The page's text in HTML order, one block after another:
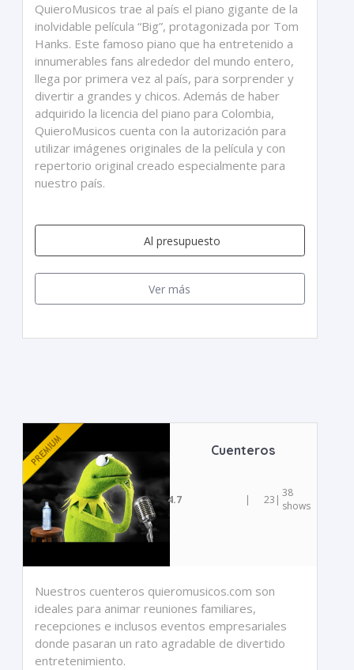
QuieroMusicos trae al país el piano gigante de la
inolvidable película “Big”, protagonizada por Tom
Hanks. Este famoso piano que ha entretenido a
innumerables fans alrededor del mundo entero,
llega por primera vez al país, para sorprender y
divertir a grandes y chicos. Además de haber
adquirido la licencia del piano para Colombia,
QuieroMusicos cuenta con la autorización para
utilizar imágenes originales de la película y con
repertorio original creado especialmente para
nuestro país.
Al presupuesto
Ver más
Cuenteros
4.7 | 23 | 38
shows
Nuestros cuenteros quieromusicos.com son
ideales para animar reuniones familiares,
recepciones e inclusos eventos empresariales
donde pasaran un rato agradable de divertido
entretenimiento.